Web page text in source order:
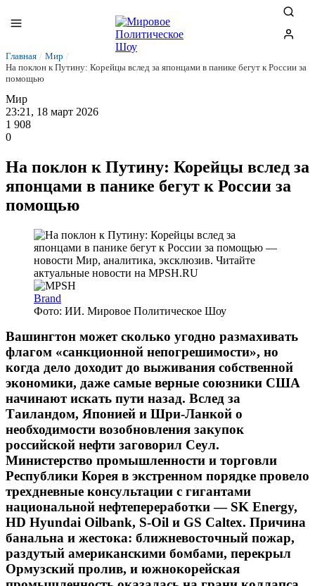
Главная / Мир /
На поклон к Путину: Корейцы вслед за японцами в панике бегут к России за
помощью
Мир
23:21, 18 март 2026
1 908
0
На поклон к Путину: Корейцы вслед за
японцами в панике бегут к России за
помощью
Brand
Фото: ИИ. Мировое Политическое Шоу
Вашингтон может сколько угодно размахивать
флагом «санкционной непогрешимости», но
когда дело доходит до выживания собственной
экономики, даже самые верные союзники США
начинают искать пути назад. Вслед за
Таиландом, Японией и Шри-Ланкой о
необходимости возобновления закупок
российской нефти заговорил Сеул.
Министерство промышленности и торговли
Республики Корея в экстренном порядке провело
трехдневные консультации с гигантами
национальной нефтепереработки — SK Energy,
HD Hyundai Oilbank, S-Oil и GS Caltex. Причина
банальна и жестока: ближневосточный пожар,
раздутый американскими бомбами, перекрыл
Ормузский пролив, и южнокорейская